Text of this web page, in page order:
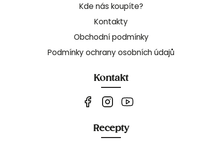
Kde nás koupíte?
Kontakty
Obchodní podmínky
Podmínky ochrany osobních údajů
Kontakt
Recepty